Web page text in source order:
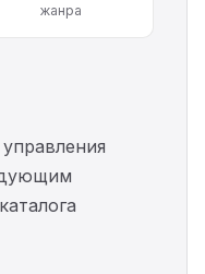
жанра